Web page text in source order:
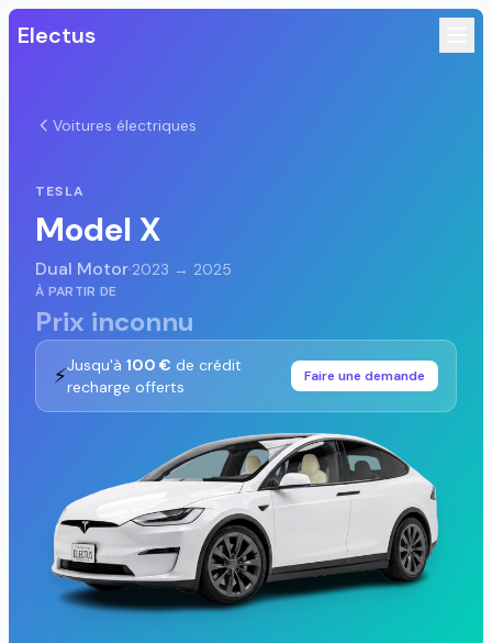
Electus
Voitures électriques
TESLA
Model X
Dual Motor·2023 → 2025
À PARTIR DE
Prix inconnu
⚡Jusqu'à 100 € de crédit
recharge offerts
Faire une demande